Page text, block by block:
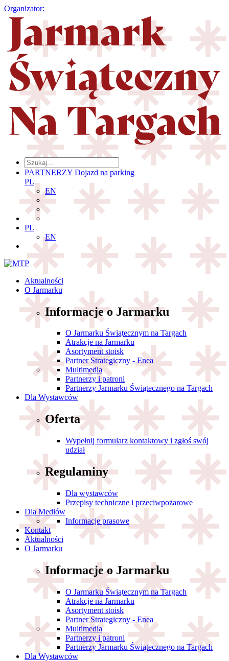
Organizator:
PARTNERZY Dojazd na parking
PL
EN
PL
EN
Aktualności
O Jarmarku
Informacje o Jarmarku
O Jarmarku Świątecznym na Targach
Atrakcje na Jarmarku
Asortyment stoisk
Partner Strategiczny - Enea
Multimedia
Partnerzy i patroni
Partnerzy Jarmarku Świątecznego na Targach
Dla Wystawców
Oferta
Wypełnij formularz kontaktowy i zgłoś swój
udział
Regulaminy
Dla wystawców
Przepisy techniczne i przeciwpożarowe
Dla Mediów
Informacje prasowe
Kontakt
Aktualności
O Jarmarku
Informacje o Jarmarku
O Jarmarku Świątecznym na Targach
Atrakcje na Jarmarku
Asortyment stoisk
Partner Strategiczny - Enea
Multimedia
Partnerzy i patroni
Partnerzy Jarmarku Świątecznego na Targach
Dla Wystawców